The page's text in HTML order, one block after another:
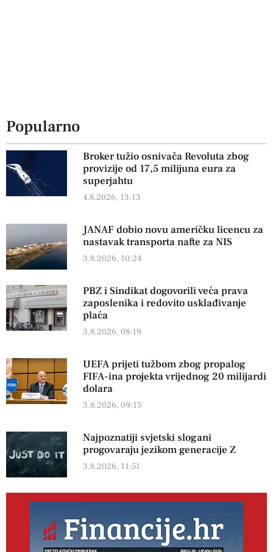
Popularno
Broker tužio osnivača Revoluta zbog
provizije od 17,5 milijuna eura za
superjahtu
4.8.2026, 13:13
JANAF dobio novu američku licencu za
nastavak transporta nafte za NIS
3.8.2026, 10:24
PBZ i Sindikat dogovorili veća prava
zaposlenika i redovito usklađivanje
plaća
3.8.2026, 08:19
UEFA prijeti tužbom zbog propalog
FIFA-ina projekta vrijednog 20 milijardi
dolara
3.8.2026, 09:15
Najpoznatiji svjetski slogani
progovaraju jezikom generacije Z
3.8.2026, 11:51